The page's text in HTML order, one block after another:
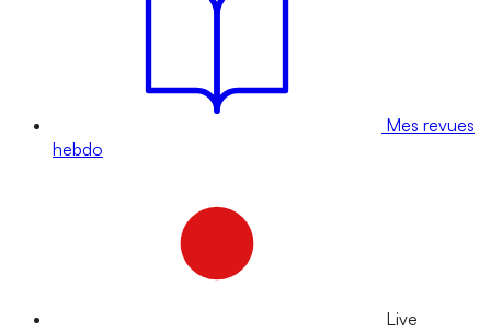
Mes revues
hebdo
Live